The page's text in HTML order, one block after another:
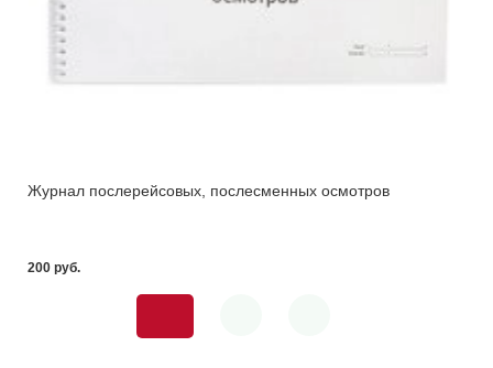
Журнал послерейсовых, послесменных осмотров
200 pуб.